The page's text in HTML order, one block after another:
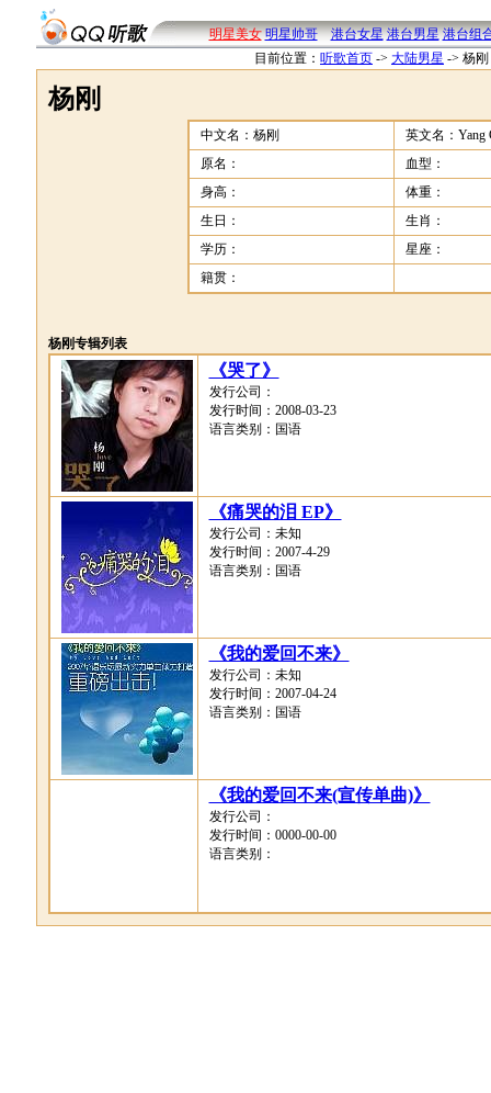
明星美女 明星帅哥 港台女星 港台男星 港台组
目前位置： 听歌首页 -> 大陆男星 -> 杨
杨刚
中文名：杨刚
英文名：Yang
原名：
血型：
身高：
体重：
生日：
生肖：
学历：
星座：
籍贯：
杨刚专辑列表
《哭了》
发行公司：
发行时间：2008-03-23
语言类别：国语
《痛哭的泪 EP》
发行公司：未知
发行时间：2007-4-29
语言类别：国语
《我的爱回不来》
发行公司：未知
发行时间：2007-04-24
语言类别：国语
《我的爱回不来(宣传单曲)》
发行公司：
发行时间：0000-00-00
语言类别：